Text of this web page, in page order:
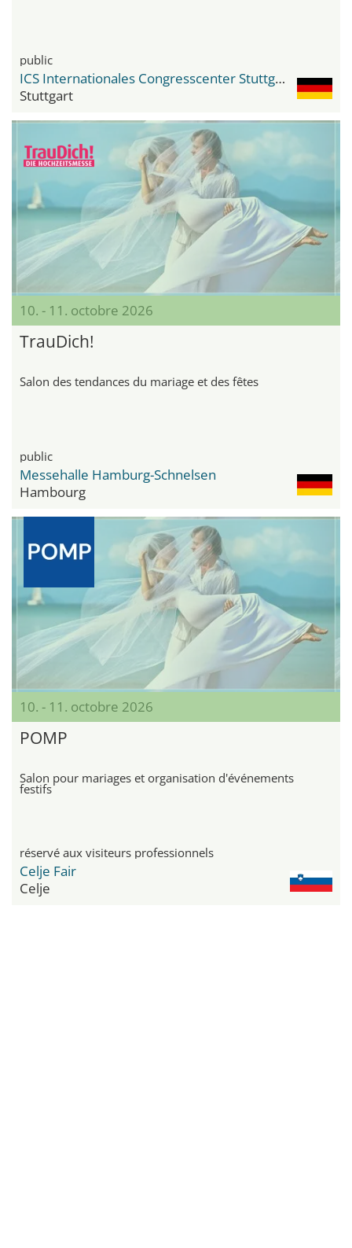
public
ICS Internationales Congresscenter Stuttgart
Stuttgart
10. - 11. octobre 2026
TrauDich!
Salon des tendances du mariage et des fêtes
public
Messehalle Hamburg-Schnelsen
Hambourg
10. - 11. octobre 2026
POMP
Salon pour mariages et organisation d'événements
festifs
réservé aux visiteurs professionnels
Celje Fair
Celje